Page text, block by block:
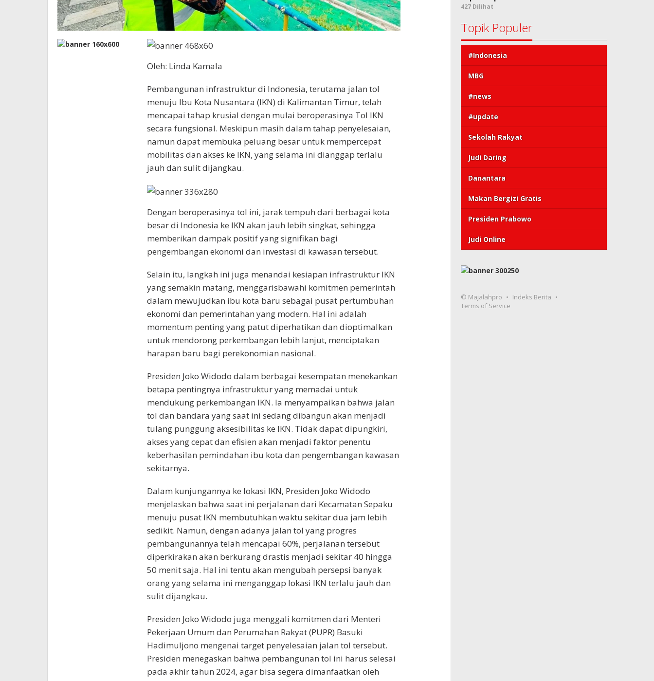
Oleh: Linda Kamala
Pembangunan infrastruktur di Indonesia, terutama jalan tol
menuju Ibu Kota Nusantara (IKN) di Kalimantan Timur, telah
mencapai tahap krusial dengan mulai beroperasinya Tol IKN
secara fungsional. Meskipun masih dalam tahap penyelesaian,
namun dapat membuka peluang besar untuk mempercepat
mobilitas dan akses ke IKN, yang selama ini dianggap terlalu
jauh dan sulit dijangkau.
Dengan beroperasinya tol ini, jarak tempuh dari berbagai kota
besar di Indonesia ke IKN akan jauh lebih singkat, sehingga
memberikan dampak positif yang signifikan bagi
pengembangan ekonomi dan investasi di kawasan tersebut.
Selain itu, langkah ini juga menandai kesiapan infrastruktur IKN
yang semakin matang, menggarisbawahi komitmen pemerintah
dalam mewujudkan ibu kota baru sebagai pusat pertumbuhan
ekonomi dan pemerintahan yang modern. Hal ini adalah
momentum penting yang patut diperhatikan dan dioptimalkan
untuk mendorong perkembangan lebih lanjut, menciptakan
harapan baru bagi perekonomian nasional.
Presiden Joko Widodo dalam berbagai kesempatan menekankan
betapa pentingnya infrastruktur yang memadai untuk
mendukung perkembangan IKN. Ia menyampaikan bahwa jalan
tol dan bandara yang saat ini sedang dibangun akan menjadi
tulang punggung aksesibilitas ke IKN. Tidak dapat dipungkiri,
akses yang cepat dan efisien akan menjadi faktor penentu
keberhasilan pemindahan ibu kota dan pengembangan kawasan
sekitarnya.
Dalam kunjungannya ke lokasi IKN, Presiden Joko Widodo
menjelaskan bahwa saat ini perjalanan dari Kecamatan Sepaku
menuju pusat IKN membutuhkan waktu sekitar dua jam lebih
sedikit. Namun, dengan adanya jalan tol yang progres
pembangunannya telah mencapai 60%, perjalanan tersebut
diperkirakan akan berkurang drastis menjadi sekitar 40 hingga
50 menit saja. Hal ini tentu akan mengubah persepsi banyak
orang yang selama ini menganggap lokasi IKN terlalu jauh dan
sulit dijangkau.
Presiden Joko Widodo juga menggali komitmen dari Menteri
Pekerjaan Umum dan Perumahan Rakyat (PUPR) Basuki
Hadimuljono mengenai target penyelesaian jalan tol tersebut.
Presiden menegaskan bahwa pembangunan tol ini harus selesai
pada akhir tahun 2024, agar bisa segera dimanfaatkan oleh
427 Dilihat
Topik Populer
#Indonesia
MBG
#news
#update
Sekolah Rakyat
Judi Daring
Danantara
Makan Bergizi Gratis
Presiden Prabowo
Judi Online
© Majalahpro
Indeks Berita
Terms of Service